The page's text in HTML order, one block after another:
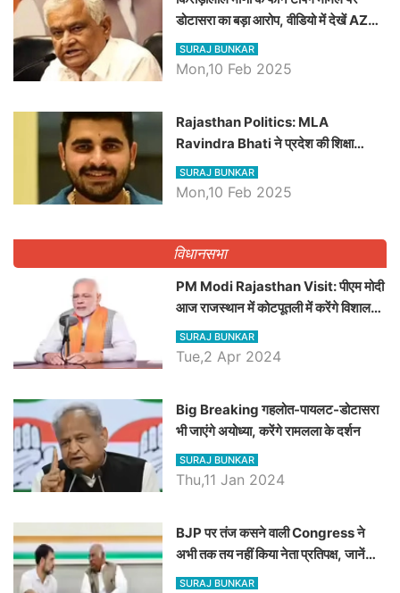
डोटासरा का बड़ा आरोप, वीडियो में देखें AZ
बड़ी खबरें
SURAJ BUNKAR
Mon,10 Feb 2025
Rajasthan Politics: MLA
Ravindra Bhati ने प्रदेश की शिक्षा
व्यवस्था पर उठाए सवाल, Madan
Dilawar पर हमला करते हुए गिनवाये खाली
SURAJ BUNKAR
Mon,10 Feb 2025
विधानसभा
PM Modi Rajasthan Visit: पीएम मोदी
आज राजस्थान में कोटपूतली में करेंगे विशाल
रैली, एक सभा से 8 सीटों पर साधेगें निशाना
SURAJ BUNKAR
Tue,2 Apr 2024
Big Breaking गहलोत-पायलट-डोटासरा
भी जाएंगे अयोध्या, करेंगे रामलला के दर्शन
SURAJ BUNKAR
Thu,11 Jan 2024
BJP पर तंज कसने वाली Congress ने
अभी तक तय नहीं किया नेता प्रतिपक्ष, जानें
कौन होगा दावेदार
SURAJ BUNKAR